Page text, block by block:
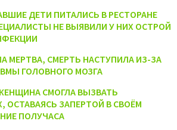
ДЕТИ ПИТАЛИСЬ В РЕСТОРАНЕ
НЕ ВЫЯВИЛИ У НИХ ОСТРОЙ
МЕРТВА, СМЕРТЬ НАСТУПИЛА ИЗ-ЗА
ГОЛОВНОГО МОЗГА
СМОГЛА ВЫЗВАТЬ
ОСТАВАЯСЬ ЗАПЕРТОЙ В СВОЁМ
ПОЛУЧАСА